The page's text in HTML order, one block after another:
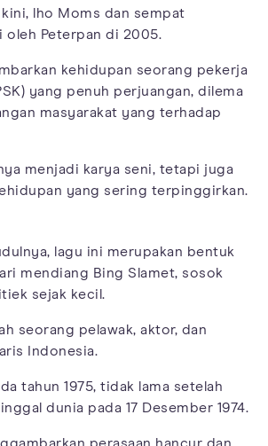
lho Moms dan sempat
oleh Peterpan di 2005.
kehidupan seorang pekerja
yang penuh perjuangan, dilema
masyarakat yang terhadap
menjadi karya seni, tetapi juga
yang sering terpinggirkan.
lagu ini merupakan bentuk
mendiang Bing Slamet, sosok
sejak kecil.
seorang pelawak, aktor, dan
Indonesia.
tahun 1975, tidak lama setelah
dunia pada 17 Desember 1974.
perasaan hancur dan